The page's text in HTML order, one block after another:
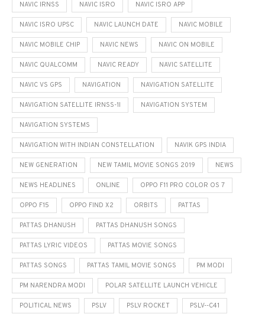
NAVIC IRNSS NAVIC ISRO NAVIC ISRO APP
NAVIC ISRO UPSC NAVIC LAUNCH DATE NAVIC MOBILE
NAVIC MOBILE CHIP NAVIC NEWS NAVIC ON MOBILE
NAVIC QUALCOMM NAVIC READY NAVIC SATELLITE
NAVIC VS GPS NAVIGATION NAVIGATION SATELLITE
NAVIGATION SATELLITE IRNSS-1I NAVIGATION SYSTEM
NAVIGATION SYSTEMS
NAVIGATION WITH INDIAN CONSTELLATION NAVIK GPS INDIA
NEW GENERATION NEW TAMIL MOVIE SONGS 2019 NEWS
NEWS HEADLINES ONLINE OPPO F11 PRO COLOR OS 7
OPPO F15 OPPO FIND X2 ORBITS PATTAS
PATTAS DHANUSH PATTAS DHANUSH SONGS
PATTAS LYRIC VIDEOS PATTAS MOVIE SONGS
PATTAS SONGS PATTAS TAMIL MOVIE SONGS PM MODI
PM NARENDRA MODI POLAR SATELLITE LAUNCH VEHICLE
POLITICAL NEWS PSLV PSLV ROCKET PSLV--C41